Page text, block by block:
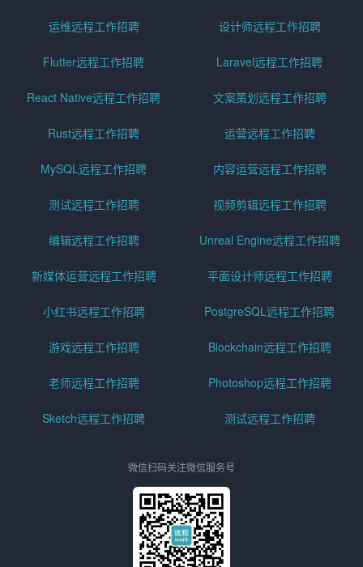
运维远程工作招聘 设计师远程工作招聘
Flutter远程工作招聘 Laravel远程工作招聘
React Native远程工作招聘 文案策划远程工作招聘
Rust远程工作招聘 运营远程工作招聘
MySQL远程工作招聘 内容运营远程工作招聘
测试远程工作招聘 视频剪辑远程工作招聘
编辑远程工作招聘 Unreal Engine远程工作招聘
新媒体运营远程工作招聘 平面设计师远程工作招聘
小红书远程工作招聘 PostgreSQL远程工作招聘
游戏远程工作招聘 Blockchain远程工作招聘
老师远程工作招聘 Photoshop远程工作招聘
Sketch远程工作招聘 测试远程工作招聘
微信扫码关注微信服务号